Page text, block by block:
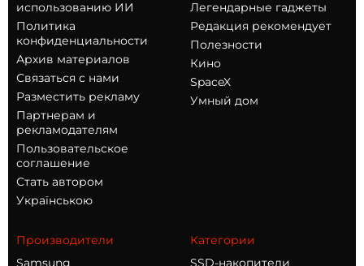
использованию ИИ
Политика
конфиденциальности
Архив материалов
Связаться с нами
Разместить рекламу
Партнерам и
рекламодателям
Пользовательское
соглашение
Стать автором
Українською
Легендарные гаджеты
Редакция рекомендует
Полезности
Кино
SpaceX
Умный дом
Производители
Samsung
Категории
SSD-накопители